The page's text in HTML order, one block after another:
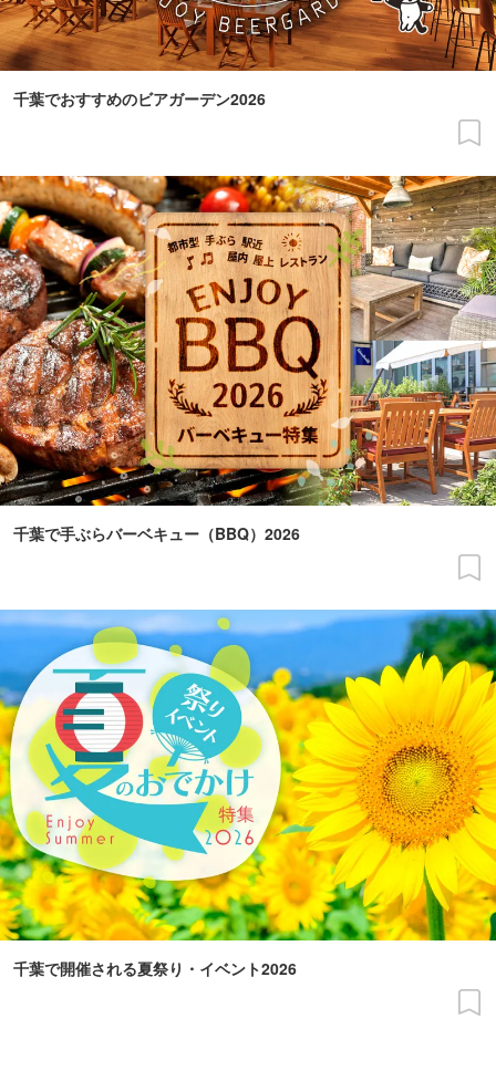
千葉でおすすめのビアガーデン2026
千葉で手ぶらバーベキュー（BBQ）2026
千葉で開催される夏祭り・イベント2026